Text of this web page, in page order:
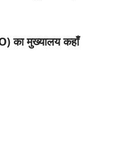
का मुख्यालय कहाँ